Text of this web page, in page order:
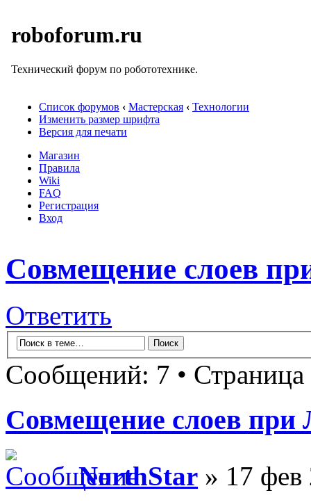
roboforum.ru
Технический форум по робототехнике.
Список форумов ‹ Мастерская ‹ Технологии
Изменить размер шрифта
Версия для печати
Магазин
Правила
Wiki
FAQ
Регистрация
Вход
Совмещение слоев
Ответить
Сообщений: 7 • Страница
Совмещение слоев
NorthStar » 17 фев